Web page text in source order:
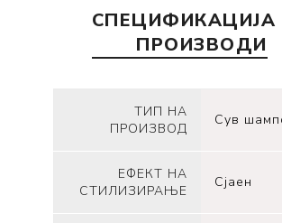
СПЕЦИФИКАЦИЈА
ПРОИЗВОДИ
ТИП НА
ПРОИЗВОД
Сув
ЕФЕКТ НА
СТИЛИЗИРАЊЕ
Сјаен